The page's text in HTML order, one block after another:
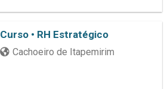
Curso • RH Estratégico
Cachoeiro de Itapemirim